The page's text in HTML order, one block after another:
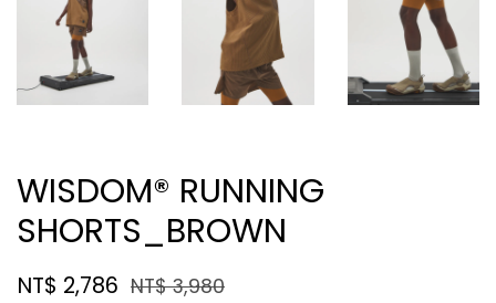
WISDOM® RUNNING
SHORTS_BROWN
NT$ 2,786 NT$ 3,980